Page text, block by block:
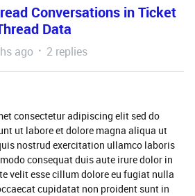
Conversations in Ticket
Data
ago 2 replies
consectetur adipiscing elit sed do
ut labore et dolore magna aliqua ut
nostrud exercitation ullamco laboris
consequat duis aute irure dolor in
velit esse cillum dolore eu fugiat nulla
cupidatat non proident sunt in